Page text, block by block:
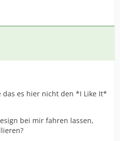
das es hier nicht den *I Like It*
bei mir fahren lassen,